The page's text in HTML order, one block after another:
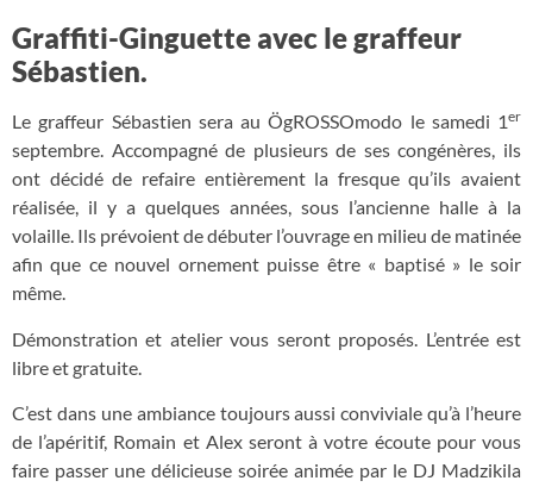
Graffiti-Ginguette avec le graffeur
Sébastien.
Le graffeur Sébastien sera au ÖgROSSOmodo le samedi 1er
septembre. Accompagné de plusieurs de ses congénères, ils
ont décidé de refaire entièrement la fresque qu’ils avaient
réalisée, il y a quelques années, sous l’ancienne halle à la
volaille. Ils prévoient de débuter l’ouvrage en milieu de matinée
afin que ce nouvel ornement puisse être « baptisé » le soir
même.
Démonstration et atelier vous seront proposés. L’entrée est
libre et gratuite.
C’est dans une ambiance toujours aussi conviviale qu’à l’heure
de l’apéritif, Romain et Alex seront à votre écoute pour vous
faire passer une délicieuse soirée animée par le DJ Madzikila